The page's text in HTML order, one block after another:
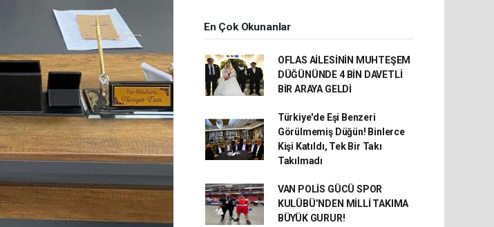
En Çok Okunanlar
OFLAS AİLESİNİN MUHTEŞEM
DÜĞÜNÜNDE 4 BİN DAVETLİ
BİR ARAYA GELDİ
Türkiye'de Eşi Benzeri
Görülmemiş Düğün! Binlerce
Kişi Katıldı, Tek Bir Takı
Takılmadı
VAN POLİS GÜCÜ SPOR
KULÜBÜ’NDEN MİLLİ TAKIMA
BÜYÜK GURUR!